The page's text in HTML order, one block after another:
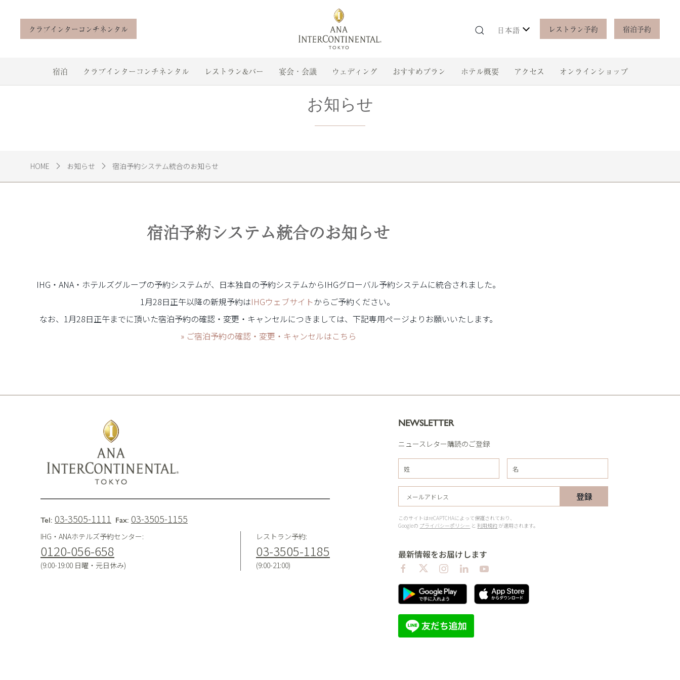
クラブインターコンチネンタル 日本語 レストラン予約 宿泊予約
宿泊 クラブインターコンチネンタル レストラン&バー 宴会・会議 ウェディング おすすめプラン ホテル概要 アクセス オンラインショップ
お知らせ
HOME お知らせ 宿泊予約システム統合のお知らせ
宿泊予約システム統合のお知らせ
IHG ・ ANA・ホテルズグループの予約システムが、日本独自の予約システムからIHGグローバル予約システムに統合されました。
1月28日正午以降の新規予約はIHGウェブサイトからご予約ください。
なお、 1月28日正午までに頂いた宿泊予約の確認・変更・キャンセルにつきましては、下記専用ページよりお願いいたします。
» ご宿泊予約の確認・変更・キャンセルはこちら
Tel: 03-3505-1111 Fax: 03-3505-1155
IHG・ANAホテルズ予約センター:
0120-056-658
(9:00-19:00 日曜・元日休み)
レストラン予約:
03-3505-1185
(9:00-21:00)
NEWSLETTER
ニュースレター購読のご登録
登録
このサイトはreCAPTCHAによって保護されており、
Googleの プライバシーポリシー と利用規約 が適用されます。
最新情報をお届けします